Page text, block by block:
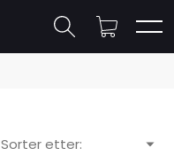
Sorter etter: